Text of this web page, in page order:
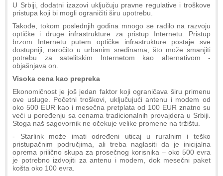
U Srbiji, dodatni izazovi uključuju pravne regulative i troškove
pristupa koji bi mogli ograničiti širu upotrebu.
Takođe, tokom poslednjih godina mnogo se radilo na razvoju
optičke i druge infrastrukture za pristup Internetu. Pristup
brzom Internetu putem optičke infrastrukture postaje sve
dostupniji, naročito u urbanim sredinama, što može smanjiti
potrebu za satelitskim Internetom kao alternativom -
objašnjava on.
Visoka cena kao prepreka
Ekonomičnost je još jedan faktor koji ograničava širu primenu
ove usluge. Početni troškovi, uključujući antenu i modem od
oko 500 EUR kao i mesečna pretplata od 100 EUR znatno su
veći u poređenju sa cenama tradicionalnih provajdera u Srbiji.
Stoga naš sagovornik ne očekuje velike promene na tržištu.
- Starlink može imati određeni uticaj u ruralnim i teško
pristupačnim područjima, ali treba naglasiti da je inicijalna
oprema prilično skupa za prosečnog korisnika – oko 500 evra
je potrebno izdvojiti za antenu i modem, dok mesečni paket
košta oko 100 evra.